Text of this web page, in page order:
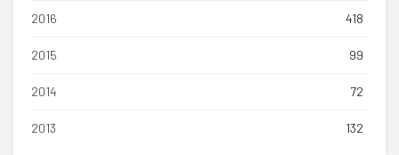
2016 418
2015 99
2014 72
2013 132